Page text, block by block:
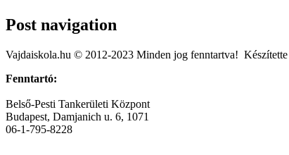
Post navigation
Vajdaiskola.hu © 2012-2023 Minden jog fenntartva!
Fenntartó:
Belső-Pesti Tankerületi Központ
Budapest, Damjanich u. 6, 1071
06-1-795-8228